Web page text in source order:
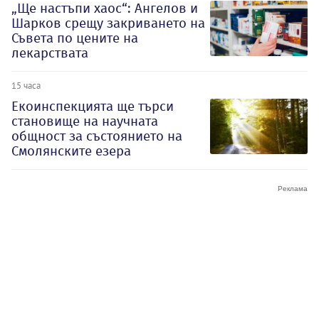
„Ще настъпи хаос“: Ангелов и
Шарков срещу закриването на
Съвета по цените на
лекарствата
15 часа
Екоинспекцията ще търси
становище на научната
общност за състоянието на
Смолянските езера